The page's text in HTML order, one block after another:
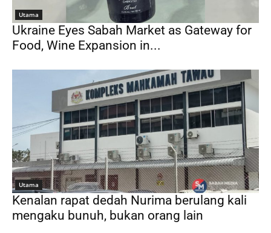
Utama
Ukraine Eyes Sabah Market as Gateway for
Food, Wine Expansion in...
Utama
Kenalan rapat dedah Nurima berulang kali
mengaku bunuh, bukan orang lain